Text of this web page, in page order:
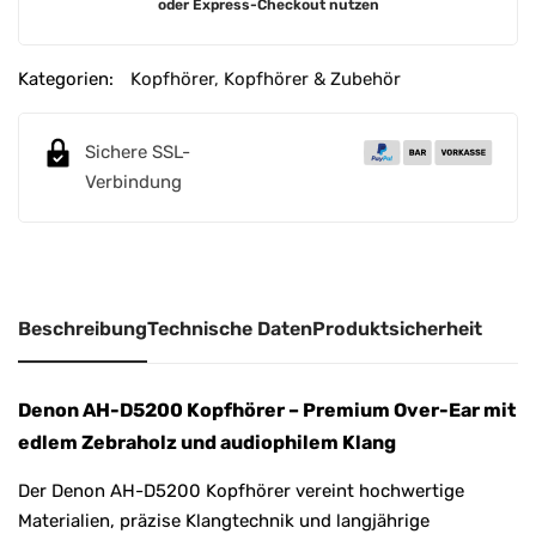
e
:
oder Express-Checkout nutzen
Kategorien: Kopfhörer, Kopfhörer & Zubehör
Sichere SSL-
Verbindung
BeschreibungTechnische DatenProduktsicherheit
Denon AH-D5200 Kopfhörer – Premium Over-Ear mit
edlem Zebraholz und audiophilem Klang
Der Denon AH-D5200 Kopfhörer vereint hochwertige
Materialien, präzise Klangtechnik und langjährige